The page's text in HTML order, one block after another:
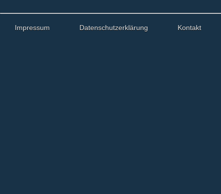
Impressum Datenschutzerklärung Kontakt